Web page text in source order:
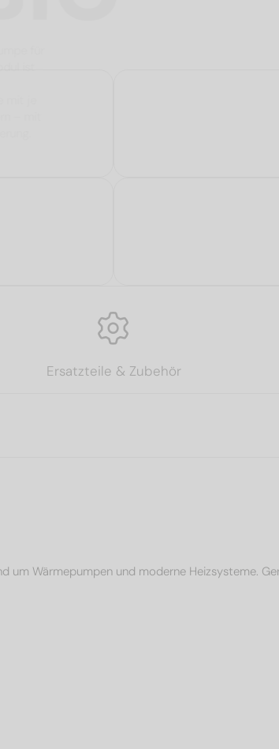
mit je
– mit
Steuerung.
Ersatzteile & Zubehör
um Wärmepumpen und moderne Heizsysteme.